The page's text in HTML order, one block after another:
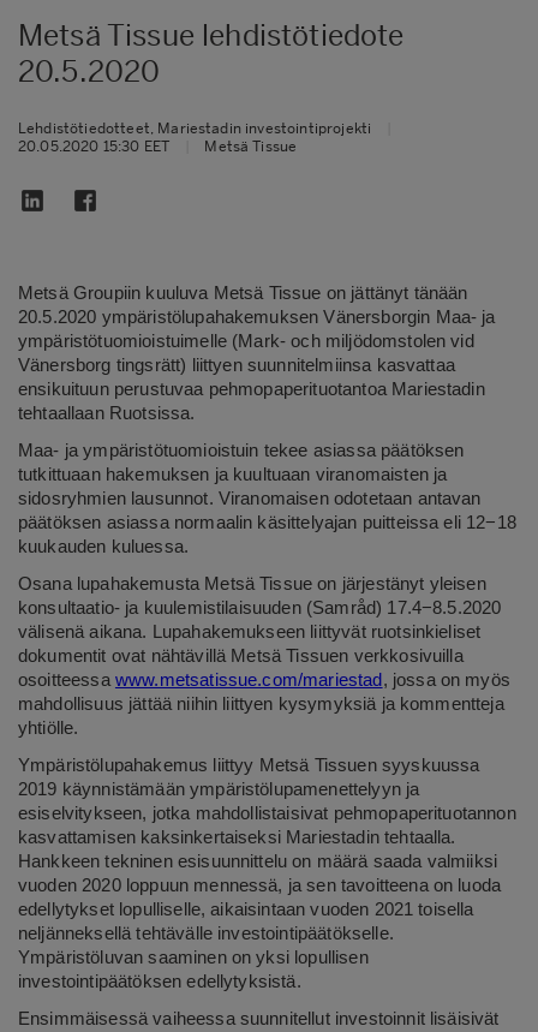
Metsä Tissue lehdistötiedote
20.5.2020
Lehdistötiedotteet, Mariestadin investointiprojekti
20.05.2020 15:30 EET
Metsä Tissue
Metsä Groupiin kuuluva Metsä Tissue on jättänyt tänään
20.5.2020 ympäristölupahakemuksen Vänersborgin Maa- ja
ympäristötuomioistuimelle (Mark- och miljödomstolen vid
Vänersborg tingsrätt) liittyen suunnitelmiinsa kasvattaa
ensikuituun perustuvaa pehmopaperituotantoa Mariestadin
tehtaallaan Ruotsissa.
Maa- ja ympäristötuomioistuin tekee asiassa päätöksen
tutkittuaan hakemuksen ja kuultuaan viranomaisten ja
sidosryhmien lausunnot. Viranomaisen odotetaan antavan
päätöksen asiassa normaalin käsittelyajan puitteissa eli 12−18
kuukauden kuluessa.
Osana lupahakemusta Metsä Tissue on järjestänyt yleisen
konsultaatio- ja kuulemistilaisuuden (Samråd) 17.4−8.5.2020
välisenä aikana. Lupahakemukseen liittyvät ruotsinkieliset
dokumentit ovat nähtävillä Metsä Tissuen verkkosivuilla
osoitteessa www.metsatissue.com/mariestad , jossa on myös
mahdollisuus jättää niihin liittyen kysymyksiä ja kommentteja
yhtiölle.
Ympäristölupahakemus liittyy Metsä Tissuen syyskuussa
2019 käynnistämään ympäristölupamenettelyyn ja
esiselvitykseen, jotka mahdollistaisivat pehmopaperituotannon
kasvattamisen kaksinkertaiseksi Mariestadin tehtaalla.
Hankkeen tekninen esisuunnittelu on määrä saada valmiiksi
vuoden 2020 loppuun mennessä, ja sen tavoitteena on luoda
edellytykset lopulliselle, aikaisintaan vuoden 2021 toisella
neljänneksellä tehtävälle investointipäätökselle.
Ympäristöluvan saaminen on yksi lopullisen
investointipäätöksen edellytyksistä.
Ensimmäisessä vaiheessa suunnitellut investoinnit lisäisivät